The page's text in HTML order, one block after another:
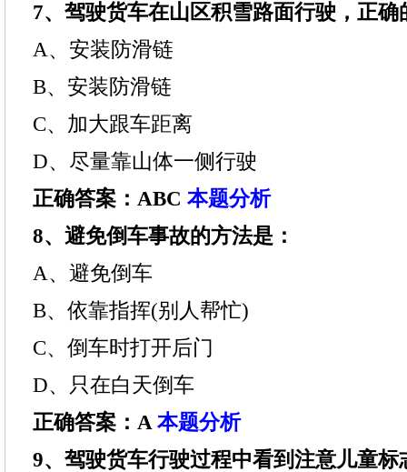
7、驾驶货车在山区积雪路面行驶，正确
A、安装防滑链
B、安装防滑链
C、加大跟车距离
D、尽量靠山体一侧行驶
正确答案：ABC 本题分析
8、避免倒车事故的方法是：
A、避免倒车
B、依靠指挥(别人帮忙)
C、倒车时打开后门
D、只在白天倒车
正确答案：A 本题分析
9、驾驶货车行驶过程中看到注意儿童标